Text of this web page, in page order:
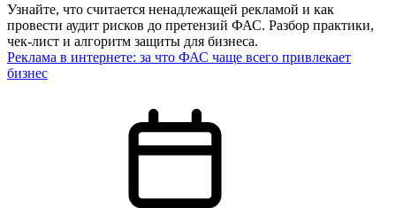
Узнайте, что считается ненадлежащей рекламой и как
провести аудит рисков до претензий ФАС. Разбор практики,
чек-лист и алгоритм защиты для бизнеса.
Реклама в интернете: за что ФАС чаще всего привлекает
бизнес